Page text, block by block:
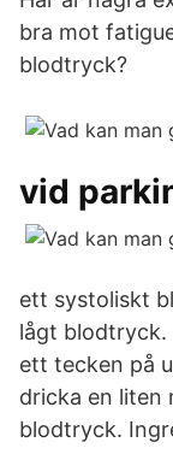
bra mot
blodtryck?
vid
ett systoliskt
lågt
ett tecken på
dricka en liten
blodtryck.